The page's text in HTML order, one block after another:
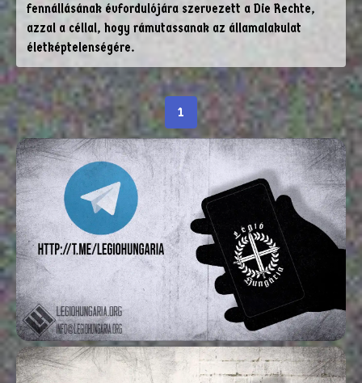
fennállásának évfordulójára szervezett a Die Rechte,
azzal a céllal, hogy rámutassanak az államalakulat
életképtelenségére.
1